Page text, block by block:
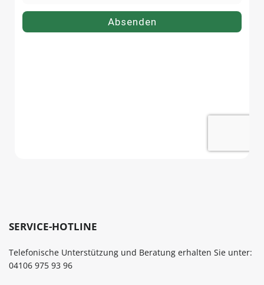
SERVICE-HOTLINE
Telefonische Unterstützung und Beratung erhalten Sie unter:
04106 975 93 96